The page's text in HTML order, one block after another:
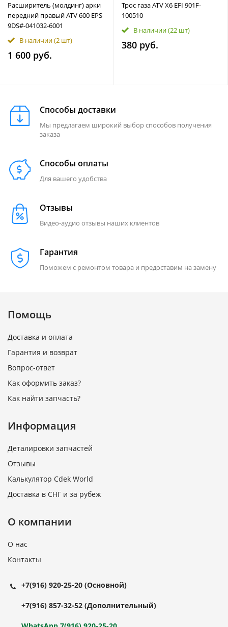
Расширитель (молдинг) арки
передний правый ATV 600 EPS
9DS#-041032-6001
В наличии(2 шт)
1 600 руб.
Трос газа ATV X6 EFI 901F-
100510
В наличии(22 шт)
380 руб.
Способы доставки
Мы предлагаем широкий выбор способов получения
заказа
Способы оплаты
Для вашего удобства
Отзывы
Видео-аудио отзывы наших клиентов
Гарантия
Поможем с ремонтом товара и предоставим на замену
Помощь
Доставка и оплата
Гарантия и возврат
Вопрос-ответ
Как оформить заказ?
Как найти запчасть?
Информация
Деталировки запчастей
Отзывы
Калькулятор Cdek World
Доставка в СНГ и за рубеж
О компании
О нас
Контакты
+7(916) 920-25-20 (Основной)
+7(916) 857-32-52 (Дополнительный)